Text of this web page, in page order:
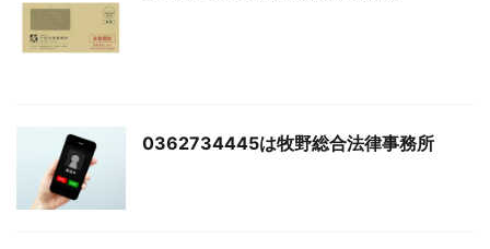
0362734445は牧野総合法律事務所